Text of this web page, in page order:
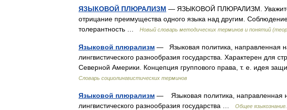
ЯЗЫКОВОЙ ПЛЮРАЛИЗМ — ЯЗЫКОВОЙ ПЛЮРАЛИЗМ.
отрицание преимущества одного языка над другим.
толерантность …
Новый словарь методических терминов и понятий
Языковой плюрализм — Языковая политика, направленная
лингвистического разнообразия государства. Характерен для
Северной Америки. Концепция группового права, т. е. идея
Словарь социолингвистических терминов
Языковой плюрализм — Языковая политика, направленная
лингвистического разнообразия государства …
Общее